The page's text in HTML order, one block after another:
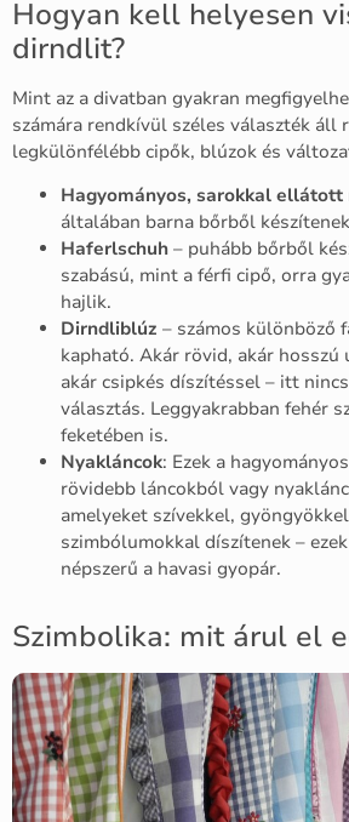
Hogyan kell helyesen
dirndlit?
Mint az a divatban gyakran
számára rendkívül széles választék áll
legkülönfélébb cipők, blúzok és
Hagyományos, sarokkal ellátott
általában barna bőrből
Haferlschuh – puhább bőrből
szabású, mint a férfi cipő, orra
hajlik.
Dirndliblúz – számos különböző
kapható. Akár rövid, akár hosszú
akár csipkés díszítéssel – itt
választás. Leggyakrabban fehér
feketében is.
Nyakláncok: Ezek a
rövidebb láncokból vagy
amelyeket szívekkel,
szimbólumokkal díszítenek –
népszerű a havasi gyopár.
Szimbolika: mit árul el